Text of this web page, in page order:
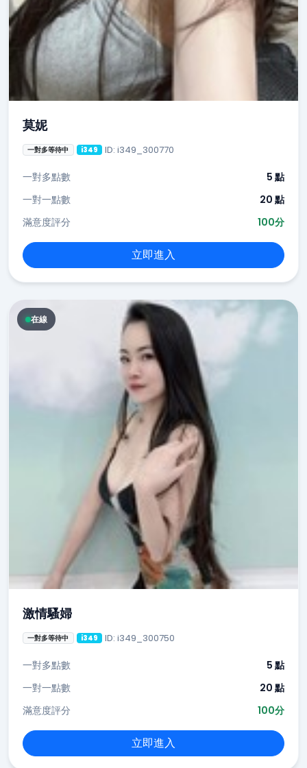
莫妮
一對多等待中 i349 ID: i349_300770
一對多點數
5 點
一對一點數
20 點
滿意度評分
100分
立即進入
在線
激情騷婦
一對多等待中 i349 ID: i349_300750
一對多點數
5 點
一對一點數
20 點
滿意度評分
100分
立即進入